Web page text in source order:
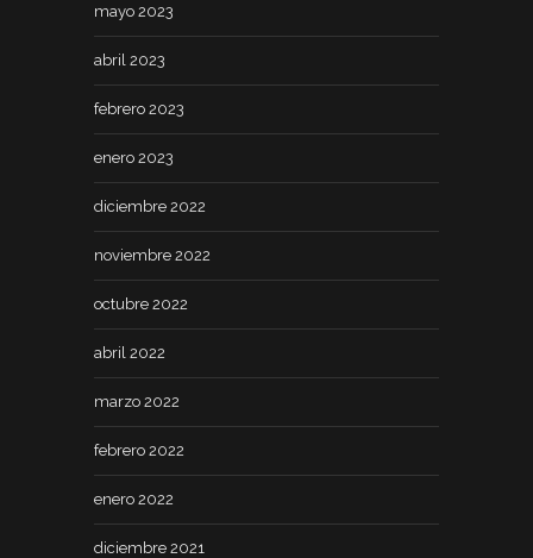
mayo 2023
abril 2023
febrero 2023
enero 2023
diciembre 2022
noviembre 2022
octubre 2022
abril 2022
marzo 2022
febrero 2022
enero 2022
diciembre 2021